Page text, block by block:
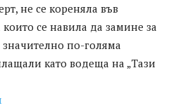
не се кореняла във
се навила да замине за
по-голяма
като водеща на „Тази